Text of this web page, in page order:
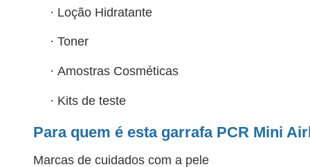
· Loção Hidratante
· Toner
· Amostras Cosméticas
· Kits de teste
Para quem é esta garrafa PCR Mini
Marcas de cuidados com a pele